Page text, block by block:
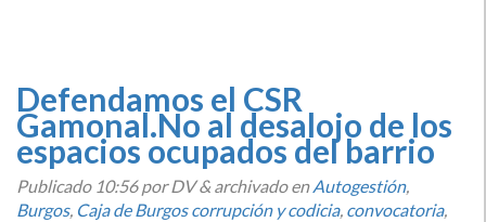
Defendamos el CSR
Gamonal.No al desalojo de los
espacios ocupados del barrio
Publicado 10:56por DV&archivado enAutogestión,
Burgos, Caja de Burgos corrupción y codicia, convocatoria,